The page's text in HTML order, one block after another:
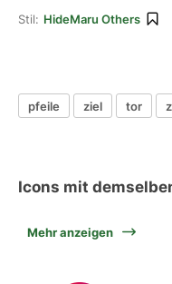
Stil: HideMaru Others
pfeile ziel tor
Icons mit
Mehr anzeigen